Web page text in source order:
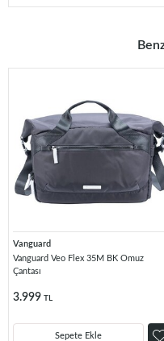
Vanguard
Vanguard Veo Flex 35M BK Omuz
Çantası
3.999 TL
Sepete Ekle